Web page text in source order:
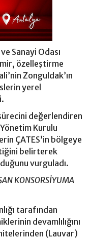
Sanayi Odası
özelleştirme
Zonguldak’ın
yerel
değerlendiren
Kurulu
ÇATES’in bölgeye
belirterek
vurguladı.
KONSORSİYUMA
tarafından
devamlılığını
(Lauvar)